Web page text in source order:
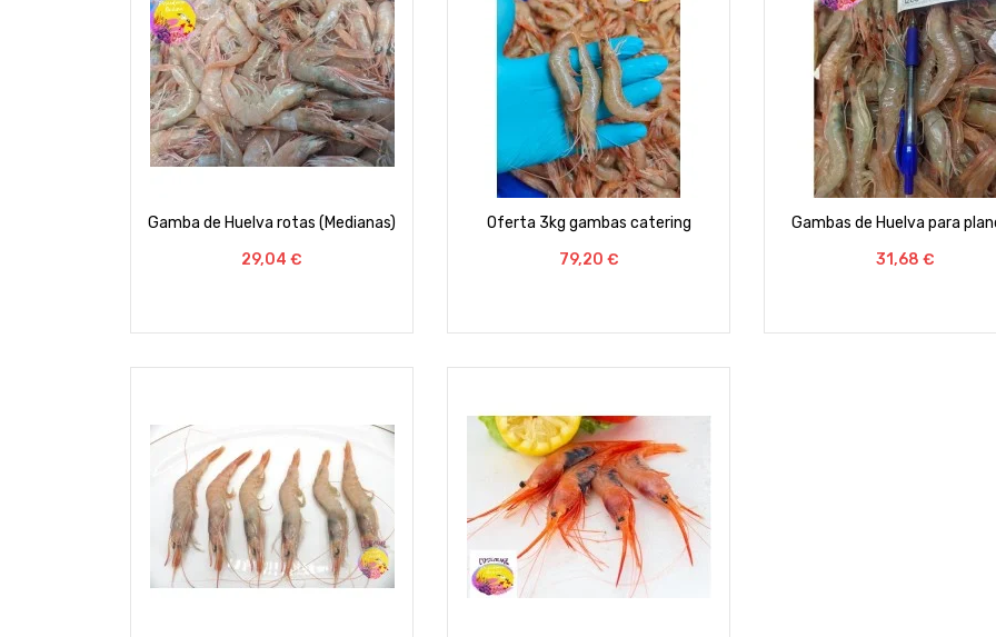
Gamba de Huelva rotas (Medianas)
Preço
29,04 €
Oferta 3kg gambas catering
Preço
79,20 €
Gambas de Huelva para
Preço
31,68 €